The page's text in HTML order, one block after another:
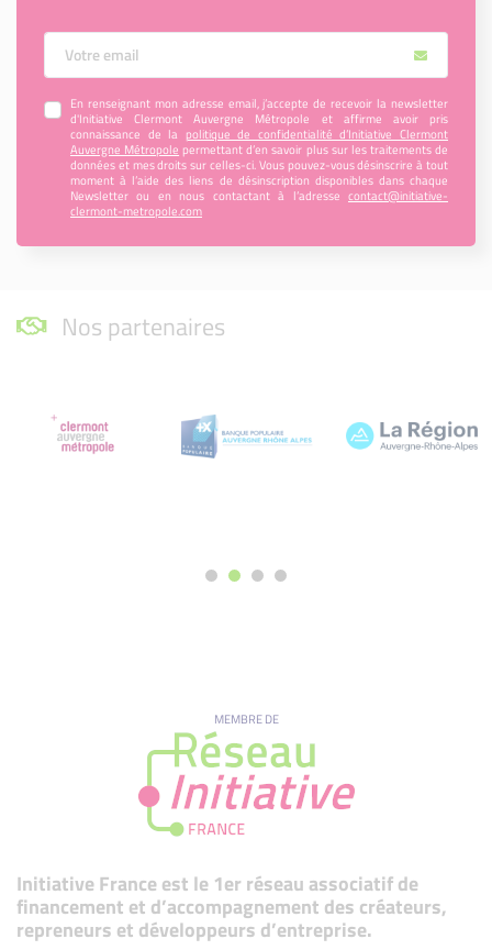
Votre Email
En renseignant mon adresse email, j’accepte de recevoir la newsletter
d'Initiative Clermont Auvergne Métropole et affirme avoir pris
connaissance de la politique de confidentialité d’Initiative Clermont
Auvergne Métropole permettant d’en savoir plus sur les traitements de
données et mes droits sur celles-ci. Vous pouvez-vous désinscrire à tout
moment à l’aide des liens de désinscription disponibles dans chaque
Newsletter ou en nous contactant à l’adresse contact@initiative-
clermont-metropole.com
Nos partenaires
MEMBRE DE
Initiative France est le 1er réseau associatif de
financement et d’accompagnement des créateurs,
repreneurs et développeurs d’entreprise.